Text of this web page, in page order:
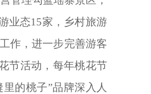
业态15家，乡村旅游
作，进一步完善游客
节活动，每年桃花节
的桃子”品牌深入人